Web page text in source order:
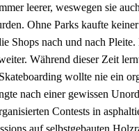
leerer, weswegen sie
Ohne Parks kaufte
Shops nach und nach
Während dieser Zeit
wollte nie ein
nach einer gewissen
Contests in
auf selbstgebauten